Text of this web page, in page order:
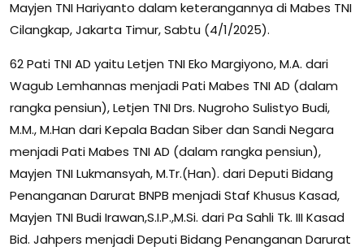
Mayjen TNI Hariyanto dalam keterangannya di Mabes TNI
Cilangkap, Jakarta Timur, Sabtu (4/1/2025).
62 Pati TNI AD yaitu Letjen TNI Eko Margiyono, M.A. dari
Wagub Lemhannas menjadi Pati Mabes TNI AD (dalam
rangka pensiun), Letjen TNI Drs. Nugroho Sulistyo Budi,
M.M., M.Han dari Kepala Badan Siber dan Sandi Negara
menjadi Pati Mabes TNI AD (dalam rangka pensiun),
Mayjen TNI Lukmansyah, M.Tr.(Han). dari Deputi Bidang
Penanganan Darurat BNPB menjadi Staf Khusus Kasad,
Mayjen TNI Budi Irawan,S.I.P.,M.Si. dari Pa Sahli Tk. III Kasad
Bid. Jahpers menjadi Deputi Bidang Penanganan Darurat